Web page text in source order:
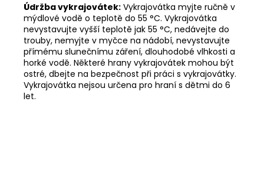
Údržba vykrajovátek: Vykrajovátka myjte ručně v
mýdlové vodě o teplotě do 55 °C. Vykrajovátka
nevystavujte vyšší teplotě jak 55 °C, nedávejte do
trouby, nemyjte v myčce na nádobí, nevystavujte
přímému slunečnímu záření, dlouhodobé vlhkosti a
horké vodě. Některé hrany vykrajovátek mohou být
ostré, dbejte na bezpečnost při práci s vykrajovátky.
Vykrajovátka nejsou určena pro hraní s dětmi do 6
let.